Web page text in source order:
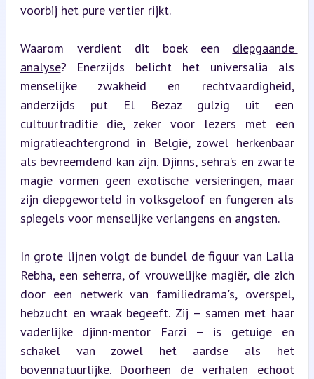
voorbij het pure vertier rijkt.
Waarom verdient dit boek een diepgaande
analyse? Enerzijds belicht het universalia als
menselijke zwakheid en rechtvaardigheid,
anderzijds put El Bezaz gulzig uit een
cultuurtraditie die, zeker voor lezers met een
migratieachtergrond in België, zowel herkenbaar
als bevreemdend kan zijn. Djinns, sehra’s en zwarte
magie vormen geen exotische versieringen, maar
zijn diepgeworteld in volksgeloof en fungeren als
spiegels voor menselijke verlangens en angsten.
In grote lijnen volgt de bundel de figuur van Lalla
Rebha, een seherra, of vrouwelijke magiër, die zich
door een netwerk van familiedrama's, overspel,
hebzucht en wraak begeeft. Zij – samen met haar
vaderlijke djinn-mentor Farzi – is getuige en
schakel van zowel het aardse als het
bovennatuurlijke. Doorheen de verhalen echoot